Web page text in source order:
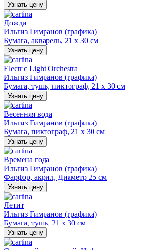
Узнать цену
Дожди
Ильгиз Гимранов (графика)
Бумага, акварель, 21 х 30 см
Узнать цену
Electric Light Orchestra
Ильгиз Гимранов (графика)
Бумага, тушь, пиктограф, 21 х 30 см
Узнать цену
Весенняя вода
Ильгиз Гимранов (графика)
Бумага, пиктограф, 21 х 30 см
Узнать цену
Времена года
Ильгиз Гимранов (графика)
Фарфор, акрил, Диаметр 25 см
Узнать цену
Летит
Ильгиз Гимранов (графика)
Бумага, тушь, 21 х 30 см
Узнать цену